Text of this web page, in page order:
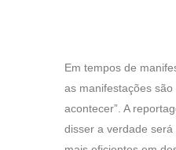
Em tempos de
as manifestações
acontecer”. A
disser a verdade